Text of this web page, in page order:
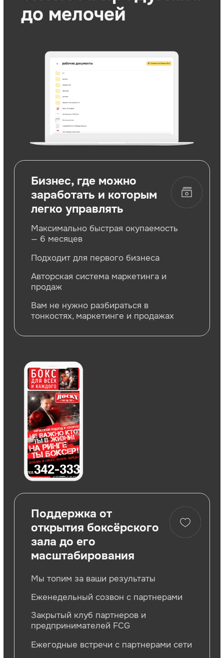
ПОЛУЧИТЬ БИЗНЕС-ПЛАН
Вы получаете
постоянную
поддержку
На рынке больше нет УК с подобным
размером, опытом открытия
и управления точками.
Отдел контроля качества
Юридический отдел
Отдел маркетинга
Отдел открытия
УЗНАТЬ ПОДРОБНЕЕ
Дизайн клуба
Rocky
ПЛАНИРОВКА КЛУБА